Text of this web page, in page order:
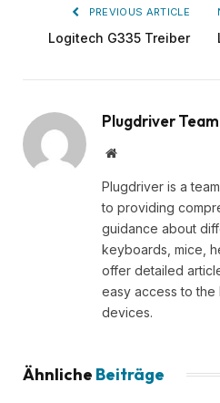
PREVIOUS ARTICLE
Logitech G335 Treiber
Plugdriver Team
Website
Plugdriver is a
to providing
guidance about
keyboards, mice,
offer detailed
easy access to
devices.
Ähnliche Beiträge